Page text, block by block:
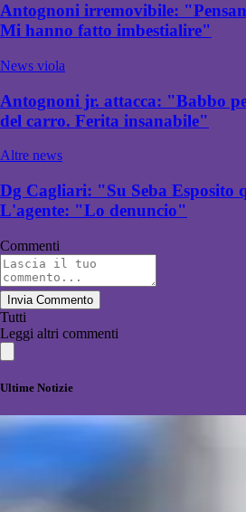
Antognoni irremovibile:
Mi hanno fatto imbestialire"
News viola
Antognoni jr. attacca: "Babbo
del carro. Ferita insanabile"
Altre news
Dg Cagliari: "Su Seba Esposito
L'agente: "Lo denuncio"
Commenti
Invia Commento
Tutti
Leggi altri commenti
Ultime Notizie